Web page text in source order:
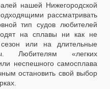
нашей Нижегородской
рассматривать
тип судов любителей
на сплавы ни как не
или на длительные
Любителям «легких
неспешного самосплава
остановить свой выбор